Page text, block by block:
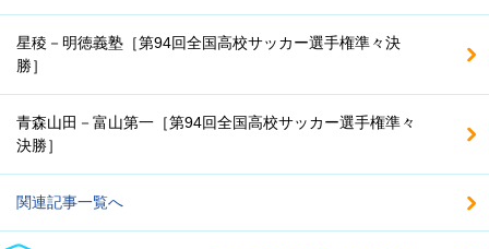
星稜－明徳義塾［第94回全国高校サッカー選手権準々決
勝］
青森山田－富山第一［第94回全国高校サッカー選手権準々
決勝］
関連記事一覧へ